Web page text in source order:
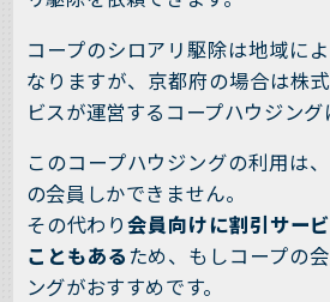
コープのシロアリ駆除は地域に
なりますが、京都府の場合は株
ビスが運営するコープハウジング
このコープハウジングの利用は
の会員しかできません。
その代わり会員向けに割引サー
こともあるため、もしコープの
ングがおすすめです。